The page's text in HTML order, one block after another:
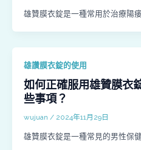
雄贊膜衣錠是一種常用於治療陽
雄讚膜衣錠的使用
如何正確服用雄贊膜衣
些事項？
wujuan / 2024年11月29日
雄贊膜衣錠是一種常見的男性保